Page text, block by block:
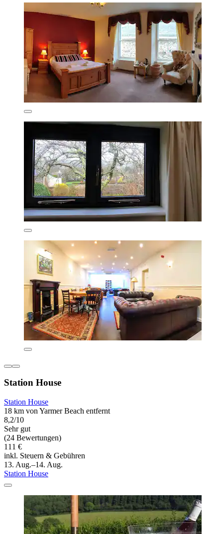
Station House
Station House
18 km von Yarmer Beach entfernt
8,2/10
Sehr gut
(24 Bewertungen)
111 €
inkl. Steuern & Gebühren
13. Aug.–14. Aug.
Station House